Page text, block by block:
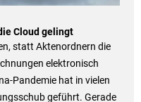
Cloud gelingt
statt Aktenordnern die
elektronisch
Pandemie hat in vielen
geführt. Gerade